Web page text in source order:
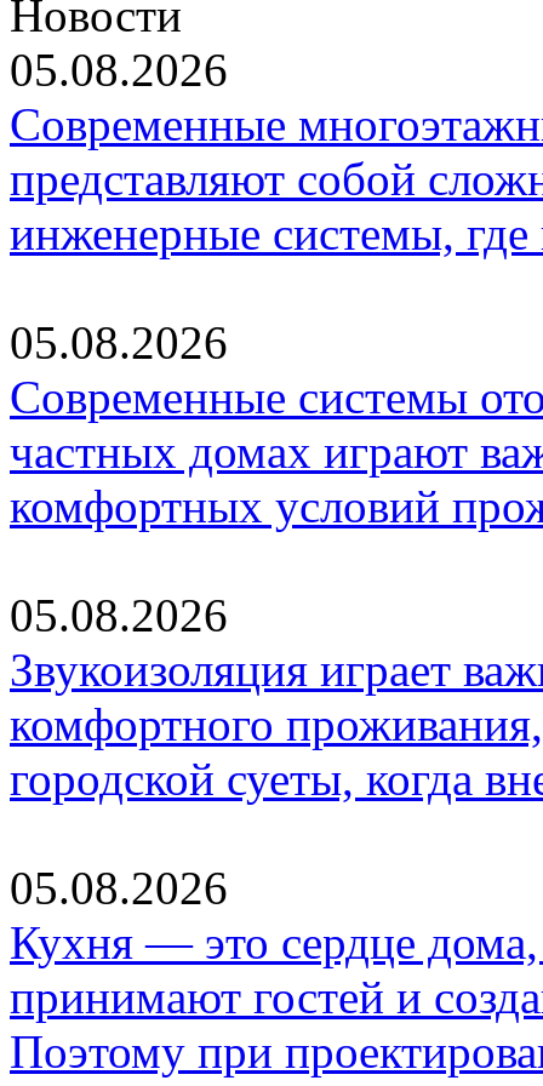
Новости
05.08.2026
Современные
представляют собой
инженерные системы,
05.08.2026
Современные системы
частных домах играют
комфортных условий
05.08.2026
Звукоизоляция играет
комфортного
городской суеты, когда
05.08.2026
Кухня — это сердце дома,
принимают гостей и
Поэтому при